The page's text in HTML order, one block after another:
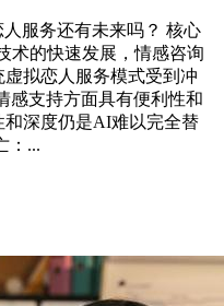
服务还有未来吗？ 核心
术的快速发展，情感咨询
拟恋人服务模式受到冲
感支持方面具有便利性和
深度仍是AI难以完全替
：...